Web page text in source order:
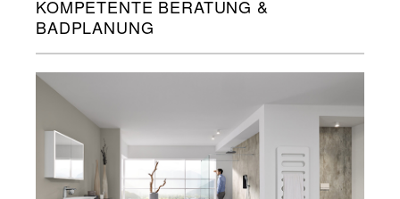
KOMPETENTE BERATUNG &
BADPLANUNG